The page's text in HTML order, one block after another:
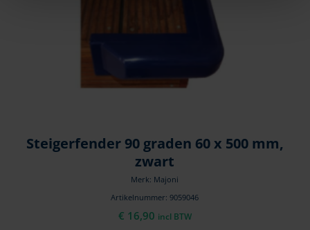
Steigerfender 90 graden 60 x 500 mm,
zwart
Merk: Majoni
Artikelnummer: 9059046
€ 16,90 incl BTW